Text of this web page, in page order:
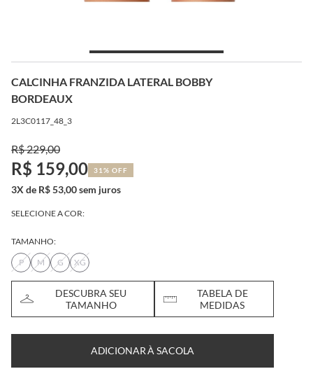
CALCINHA FRANZIDA LATERAL BOBBY
BORDEAUX
2L3C0117_48_3
R$ 229,00
R$ 159,00 31% OFF
3X de R$ 53,00 sem juros
SELECIONE A COR:
TAMANHO:
P
M G XG
DESCUBRA SEU
TAMANHO
TABELA DE
MEDIDAS
ADICIONAR À SACOLA